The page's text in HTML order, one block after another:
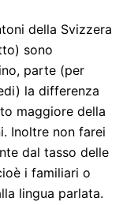
della Svizzera
sono
parte (per
la differenza
maggiore della
Inoltre non farei
dal tasso delle
i familiari o
lingua parlata.